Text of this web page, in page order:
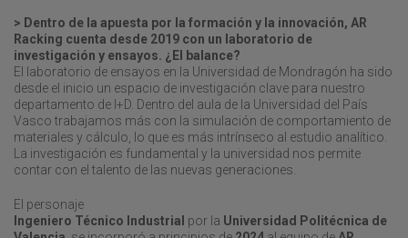
> Dentro de la apuesta por la formación y la innovación, AR
Racking cuenta desde 2019 con un laboratorio de
investigación y ensayos. ¿El balance?
El laboratorio de ensayos en la Universidad de Mondragón ha sido
desde el inicio un espacio de investigación clave para nuestro
departamento de I+D. Dentro del aula de la Universidad del País
Vasco trabajamos más con la simulación de comportamiento de
materiales y cálculo, lo que es más intrínseco al estudio analítico.
La investigación es fundamental y la universidad nos permite
contar con el talento de las nuevas generaciones.
El personaje
Ingeniero Técnico Industrial por la Universidad Politécnica de